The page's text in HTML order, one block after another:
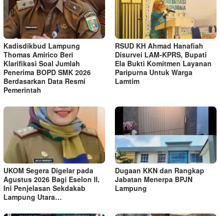
Kadisdikbud Lampung
Thomas Amirico Beri
Klarifikasi Soal Jumlah
Penerima BOPD SMK 2026
Berdasarkan Data Resmi
Pemerintah
RSUD KH Ahmad Hanafiah
Disurvei LAM-KPRS, Bupati
Ela Bukti Komitmen Layanan
Paripurna Untuk Warga
Lamtim
UKOM Segera Digelar pada
Agustus 2026 Bagi Eselon II.
Ini Penjelasan Sekdakab
Lampung Utara…
Dugaan KKN dan Rangkap
Jabatan Menerpa BPJN
Lampung